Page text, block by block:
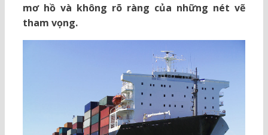
mơ hồ và không rõ ràng của những nét vẽ
tham vọng.